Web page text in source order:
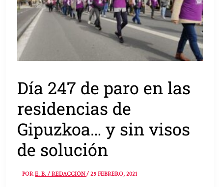
Día 247 de paro en las
residencias de
Gipuzkoa… y sin visos
de solución
PORE. B. / REDACCIÓN/25 FEBRERO, 2021